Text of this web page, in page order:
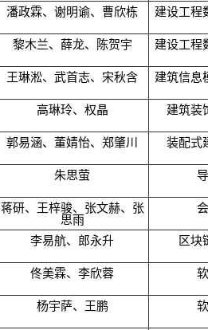
潘政霖、谢明谕、曹欣栋
建设工程
黎木兰、薛龙、陈贺宇
建设工程
王琳淞、武首志、宋秋含 建筑信息
高琳玲、权晶 建筑装
郭易涵、董婧怡、郑肇川 装配式
朱思萤
蒋研、王梓骏、张文赫、张
思雨
李易航、郎永升 区块
佟美霖、李欣蓉
杨宇萨、王鹏